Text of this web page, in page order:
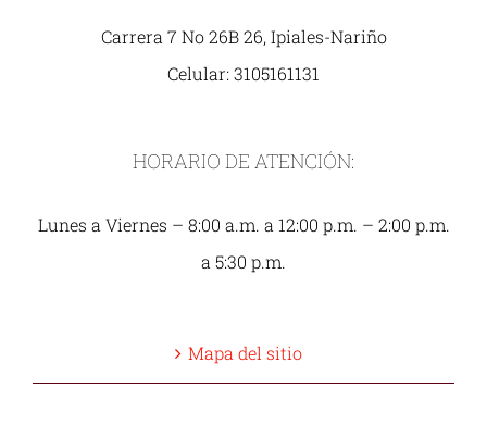
Carrera 7 No 26B 26, Ipiales-Nariño
Celular: 3105161131
HORARIO DE ATENCIÓN:
Lunes a Viernes – 8:00 a.m. a 12:00 p.m. – 2:00 p.m.
a 5:30 p.m.
Mapa del sitio